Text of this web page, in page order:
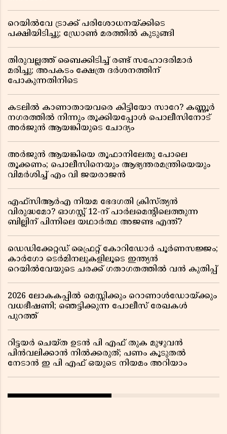
റെയിൽവേ ട്രാക്ക് പരിശോധനയ്ക്കിടെ
പക്ഷിയിടിച്ചു; ഡ്രോൺ മരത്തിൽ കുടുങ്ങി
തിരുവല്ലത്ത് ബൈക്കിടിച്ച് രണ്ട് സഹോദരിമാർ
മരിച്ചു; അപകടം ക്ഷേത്ര ദർശനത്തിന്
പോകുന്നതിനിടെ
കടലിൽ കാണാതായവരെ കിട്ടിയോ സാറേ? കണ്ണൂർ
നഗരത്തിൽ നിന്നും തൂക്കിയപ്പോൾ പൊലീസിനോട്
അർജുൻ ആയങ്കിയുടെ ചോദ്യം
അർജുൻ ആയങ്കിയെ തൂഫാനിലേതു പോലെ
തൂക്കണം; പൊലീസിനെയും ആഭ്യന്തരമന്ത്രിയെയും
വിമർശിച്ച് എം വി ജയരാജൻ
എഫ്സിആർഎ നിയമ ഭേദഗതി ക്രിസ്ത്യൻ
വിരുദ്ധമോ? ഓഗസ്റ്റ് 12-ന് പാർലമെന്റിലെത്തുന്ന
ബില്ലിന് പിന്നിലെ യഥാർത്ഥ അജണ്ട എന്ത്?
ഡെഡിക്കേറ്റഡ് ഫ്രൈറ്റ് കോറിഡോർ പൂർണസജ്ജം;
കാർഗോ ടെർമിനലുകളിലൂടെ ഇന്ത്യൻ
റെയിൽവേയുടെ ചരക്ക് ഗതാഗതത്തിൽ വൻ കുതിപ്പ്
2026 ലോകകപ്പിൽ മെസ്സിക്കും റൊണാൾഡോയ്ക്കും
വധഭീഷണി; ഞെട്ടിക്കുന്ന പോലീസ് രേഖകൾ
പുറത്ത്
റിട്ടയർ ചെയ്ത ഉടൻ പി എഫ് തുക മുഴുവൻ
പിൻവലിക്കാൻ നിൽക്കരുത്; പണം കൂടുതൽ
നേടാൻ ഇ പി എഫ് ഒയുടെ നിയമം അറിയാം